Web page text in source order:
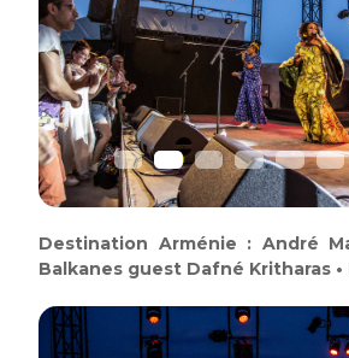
Previous
Destination Arménie : André
Balkanes guest Dafné Kritharas •